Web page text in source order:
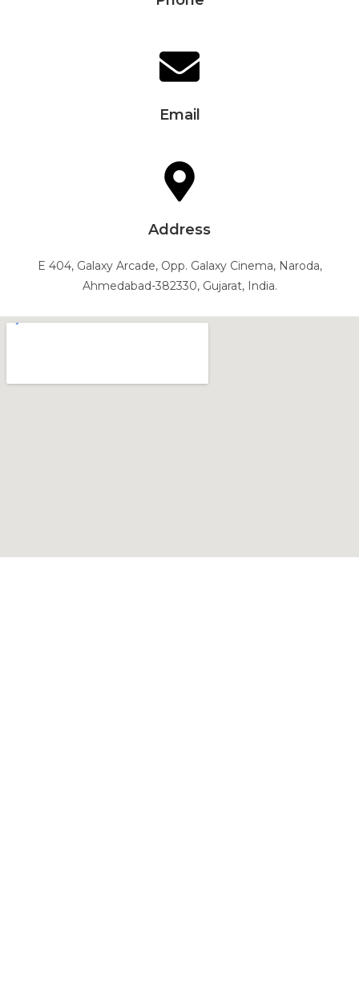
Email
Address
E 404, Galaxy Arcade, Opp. Galaxy Cinema, Naroda,
Ahmedabad-382330, Gujarat, India.